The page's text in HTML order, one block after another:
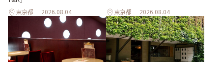
東京都 2026.08.04 東京都 2026.08.04